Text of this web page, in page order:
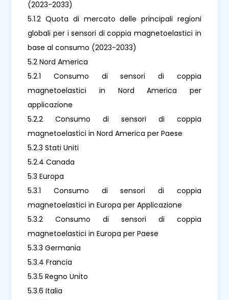
(2023-2033)
5.1.2 Quota di mercato delle principali regioni
globali per i sensori di coppia magnetoelastici in
base al consumo (2023-2033)
5.2 Nord America
5.2.1 Consumo di sensori di coppia
magnetoelastici in Nord America per
applicazione
5.2.2 Consumo di sensori di coppia
magnetoelastici in Nord America per Paese
5.2.3 Stati Uniti
5.2.4 Canada
5.3 Europa
5.3.1 Consumo di sensori di coppia
magnetoelastici in Europa per Applicazione
5.3.2 Consumo di sensori di coppia
magnetoelastici in Europa per Paese
5.3.3 Germania
5.3.4 Francia
5.3.5 Regno Unito
5.3.6 Italia